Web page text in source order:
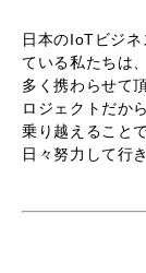
日本のIoTビジ
ている私たちは
多く携わらせて
ロジェクトだか
乗り越えること
日々努力して行